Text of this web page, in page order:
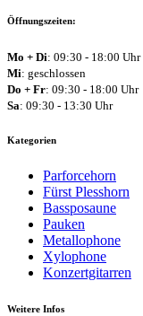
Öffnungszeiten:
Mo + Di: 09:30 - 18:00 Uhr
Mi: geschlossen
Do + Fr: 09:30 - 18:00 Uhr
Sa: 09:30 - 13:30 Uhr
Kategorien
Parforcehorn
Fürst Plesshorn
Bassposaune
Pauken
Metallophone
Xylophone
Konzertgitarren
Weitere Infos